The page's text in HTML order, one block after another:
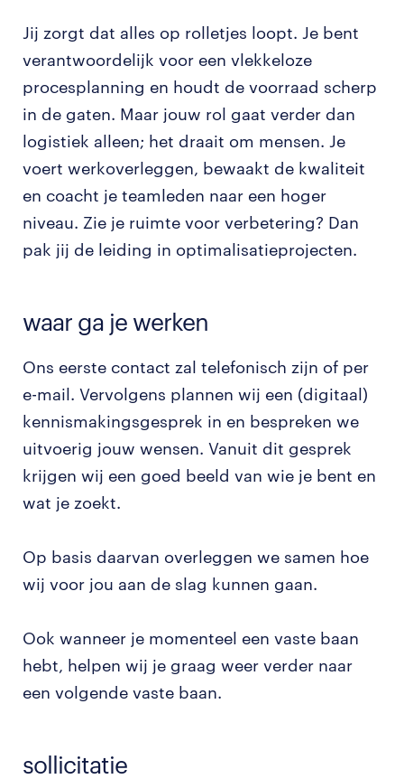
Jij zorgt dat alles op rolletjes loopt. Je bent
verantwoordelijk voor een vlekkeloze
procesplanning en houdt de voorraad scherp
in de gaten. Maar jouw rol gaat verder dan
logistiek alleen; het draait om mensen. Je
voert werkoverleggen, bewaakt de kwaliteit
en coacht je teamleden naar een hoger
niveau. Zie je ruimte voor verbetering? Dan
pak jij de leiding in optimalisatieprojecten.
waar ga je werken
Ons eerste contact zal telefonisch zijn of per
e-mail. Vervolgens plannen wij een (digitaal)
kennismakingsgesprek in en bespreken we
uitvoerig jouw wensen. Vanuit dit gesprek
krijgen wij een goed beeld van wie je bent en
wat je zoekt.
Op basis daarvan overleggen we samen hoe
wij voor jou aan de slag kunnen gaan.
Ook wanneer je momenteel een vaste baan
hebt, helpen wij je graag weer verder naar
een volgende vaste baan.
sollicitatie